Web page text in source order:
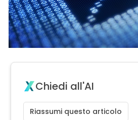
Chiedi all'AI
Riassumi questo articolo